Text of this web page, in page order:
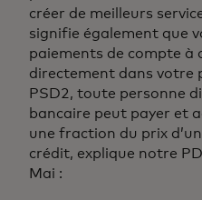
créer de meilleurs
signifie également que
paiements de compte
directement dans votre
PSD2, toute personne
bancaire peut payer et
une fraction du prix
crédit, explique notre
Mai :